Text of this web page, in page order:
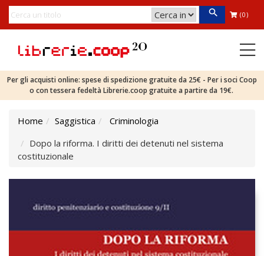
(0)
Per gli acquisti online: spese di spedizione gratuite da 25€ - Per i soci Coop
o con tessera fedeltà Librerie.coop gratuite a partire da 19€.
Home Saggistica
Criminologia
Dopo la riforma. I diritti dei detenuti nel sistema
costituzionale